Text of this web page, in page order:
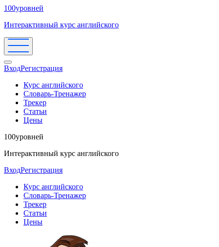
100уровней
Интерактивный курс английского
ВходРегистрация
Курс английского
Словарь-Тренажер
Трекер
Статьи
Цены
100уровней
Интерактивный курс английского
ВходРегистрация
Курс английского
Словарь-Тренажер
Трекер
Статьи
Цены